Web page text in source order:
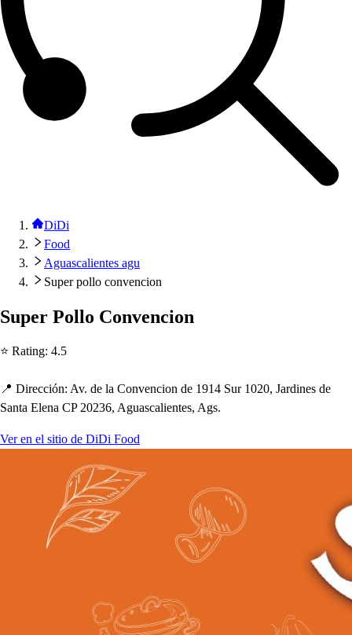
DiDi
Food
Aguascalientes agu
Super pollo convencion
Super Pollo Convencion
⭐ Rating: 4.5
📍 Dirección: Av. de la Convencion de 1914 Sur 1020, Jardines de
Santa Elena CP 20236, Aguascalientes, Ags.
Ver en el sitio de DiDi Food